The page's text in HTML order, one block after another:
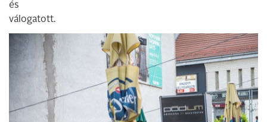
és
válogatott.